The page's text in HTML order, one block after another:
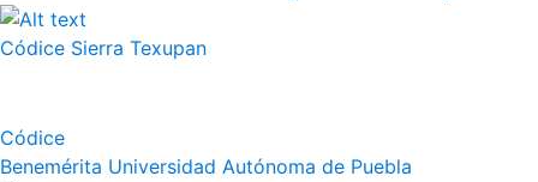
Códice Sierra Texupan
Códice
Benemérita Universidad Autónoma de Puebla